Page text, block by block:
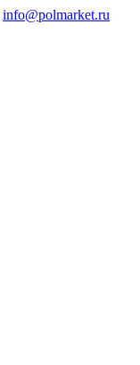
info@polmarket.ru